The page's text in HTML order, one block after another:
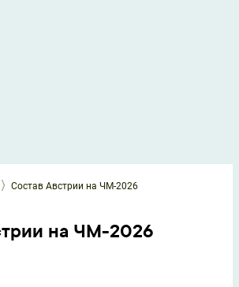
Состав Австрии на ЧМ-2026
на ЧМ-2026